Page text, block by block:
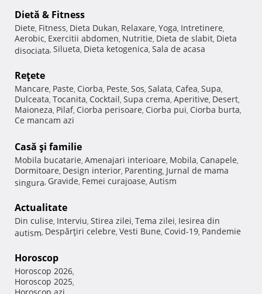
Dietă & Fitness
Diete, Fitness, Dieta Dukan, Relaxare, Yoga, Intretinere,
Aerobic, Exercitii abdomen, Nutritie, Dieta de slabit, Dieta
disociata, Silueta, Dieta ketogenica, Sala de acasa
Reţete
Mancare, Paste, Ciorba, Peste, Sos, Salata, Cafea, Supa,
Dulceata, Tocanita, Cocktail, Supa crema, Aperitive, Desert,
Maioneza, Pilaf, Ciorba perisoare, Ciorba pui, Ciorba burta,
Ce mancam azi
Casă şi familie
Mobila bucatarie, Amenajari interioare, Mobila, Canapele,
Dormitoare, Design interior, Parenting, Jurnal de mama
singura, Gravide, Femei curajoase, Autism
Actualitate
Din culise, Interviu, Stirea zilei, Tema zilei, Iesirea din
autism, Despărţiri celebre, Vesti Bune, Covid-19, Pandemie
Horoscop
Horoscop 2026,
Horoscop 2025,